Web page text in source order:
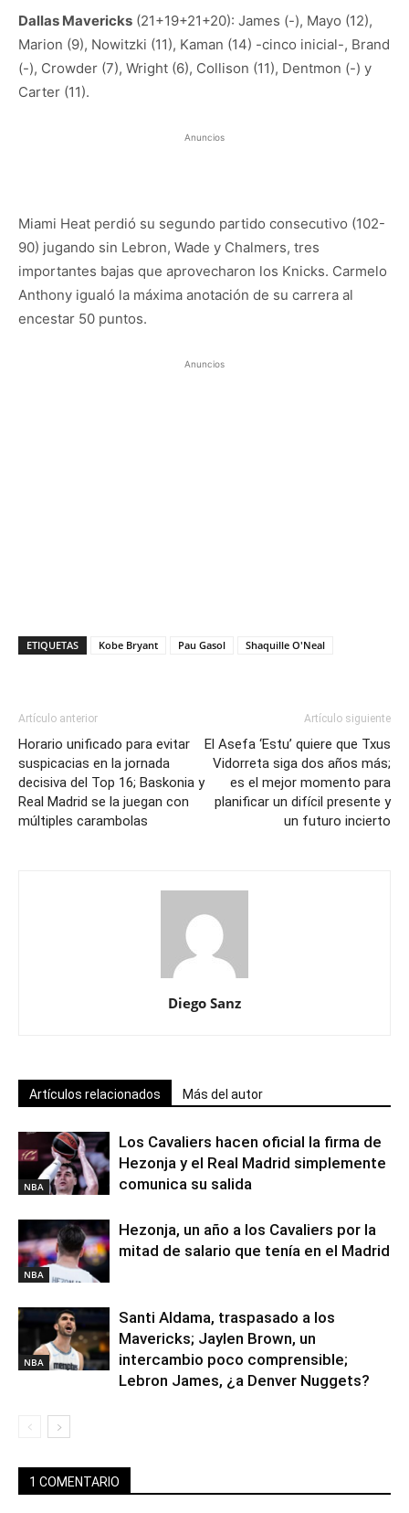
Dallas Mavericks (21+19+21+20): James (-), Mayo (12),
Marion (9), Nowitzki (11), Kaman (14) -cinco inicial-, Brand
(-), Crowder (7), Wright (6), Collison (11), Dentmon (-) y
Carter (11).
Anuncios
Miami Heat perdió su segundo partido consecutivo (102-
90) jugando sin Lebron, Wade y Chalmers, tres
importantes bajas que aprovecharon los Knicks. Carmelo
Anthony igualó la máxima anotación de su carrera al
encestar 50 puntos.
Anuncios
ETIQUETAS Kobe Bryant Pau Gasol Shaquille O'Neal
Artículo anterior
Horario unificado para evitar
suspicacias en la jornada
decisiva del Top 16; Baskonia y
Real Madrid se la juegan con
múltiples carambolas
Artículo siguiente
El Asefa ‘Estu’ quiere que Txus
Vidorreta siga dos años más;
es el mejor momento para
planificar un difícil presente y
un futuro incierto
Diego Sanz
Artículos relacionados Más del autor
NBA
Los Cavaliers hacen oficial la firma de
Hezonja y el Real Madrid simplemente
comunica su salida
NBA
Hezonja, un año a los Cavaliers por la
mitad de salario que tenía en el Madrid
NBA
Santi Aldama, traspasado a los
Mavericks; Jaylen Brown, un
intercambio poco comprensible;
Lebron James, ¿a Denver Nuggets?
1 COMENTARIO